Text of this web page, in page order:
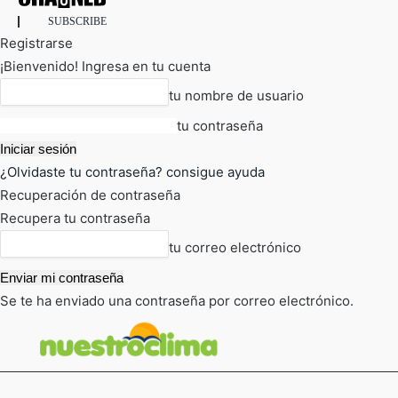
SUBSCRIBE
Registrarse
¡Bienvenido! Ingresa en tu cuenta
tu nombre de usuario
tu contraseña
¿Olvidaste tu contraseña? consigue ayuda
Recuperación de contraseña
Recupera tu contraseña
tu correo electrónico
Se te ha enviado una contraseña por correo electrónico.